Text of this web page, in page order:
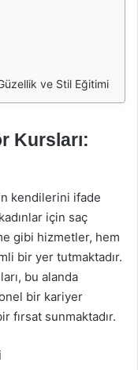
ve Stil Eğitimi
Kursları:
kendilerini ifade
için saç
gibi hizmetler, hem
bir yer tutmaktadır.
bu alanda
bir kariyer
fırsat sunmaktadır.